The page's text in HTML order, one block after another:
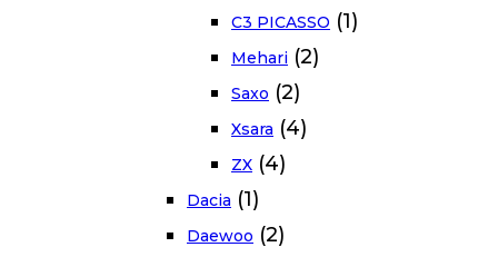
C3 PICASSO (1)
Mehari (2)
Saxo (2)
Xsara (4)
ZX (4)
Dacia (1)
Daewoo (2)